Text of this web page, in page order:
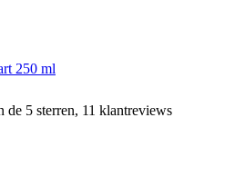
250 ml
de 5 sterren, 11 klantreviews